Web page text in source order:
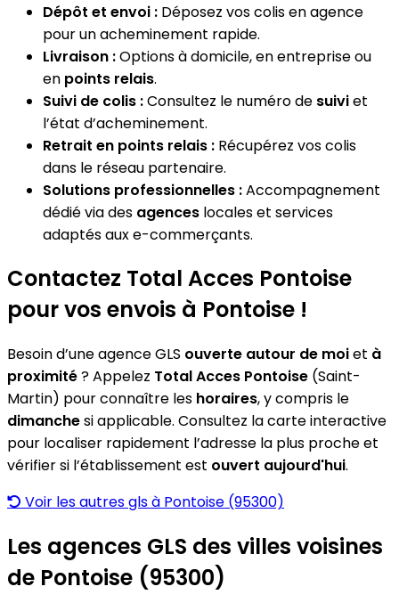
Dépôt et envoi : Déposez vos colis en agence
pour un acheminement rapide.
Livraison :Options à domicile, en entreprise ou
en points relais.
Suivi de colis :Consultez le numéro de suiviet
l’état d’acheminement.
Retrait en points relais : Récupérez vos colis
dans le réseau partenaire.
Solutions professionnelles :Accompagnement
dédié via des agences locales et services
adaptés aux e-commerçants.
Contactez Total Acces Pontoise
pour vos envois à Pontoise !
Besoin d’une agence GLS ouverte autour de moiet à
proximité? Appelez Total Acces Pontoise (Saint-
Martin) pour connaître les horaires, y compris le
dimanchesi applicable. Consultez la carte interactive
pour localiser rapidement l’adresse la plus proche et
vérifier si l’établissement est ouvert aujourd'hui.
Voir les autres gls à Pontoise (95300)
Les agences GLS des villes voisines
de Pontoise (95300)